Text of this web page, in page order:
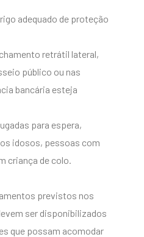
adequado de proteção
retrátil lateral,
público ou nas
bancária esteja
para espera,
idosos, pessoas com
criança de colo.
previstos nos
ser disponibilizados
que possam acomodar